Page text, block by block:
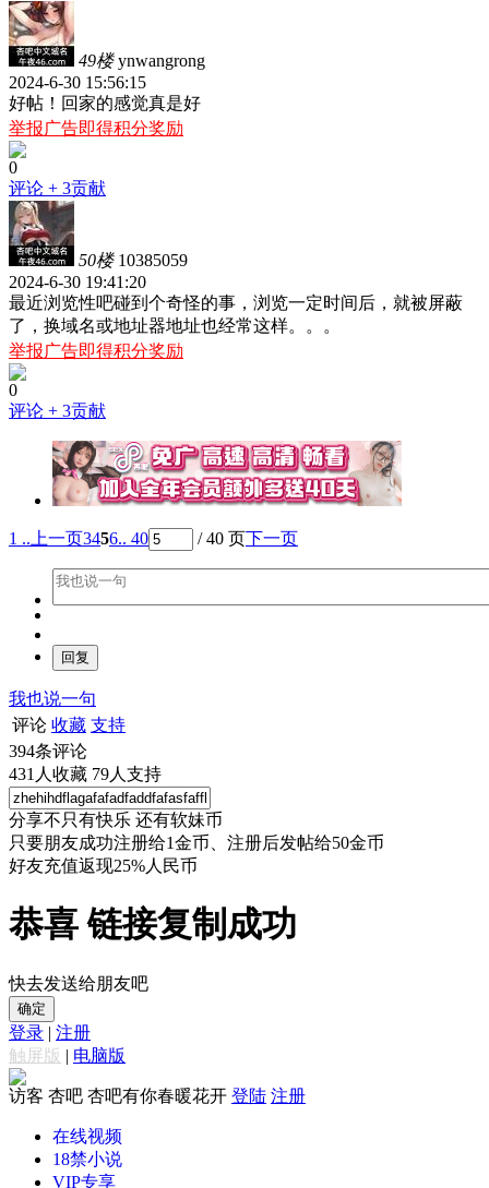
49楼 ynwangrong
2024-6-30 15:56:15
好帖！回家的感觉真是好
举报广告即得积分奖励
0
评论 + 3贡献
50楼 10385059
2024-6-30 19:41:20
最近浏览性吧碰到个奇怪的事，浏览一定时间后，就被屏蔽
了，换域名或地址器地址也经常这样。。。
举报广告即得积分奖励
0
评论 + 3贡献
1 .. 上一页3456.. 40 / 40 页下一页
我也说一句
评论 收藏 支持
394条评论
431 人收藏 79人支持
分享不只有快乐 还有软妹币
只要朋友成功注册给1金币、注册后发帖给50金币
好友充值返现25%人民币
恭喜 链接复制成功
快去发送给朋友吧
确定
登录 | 注册
触屏版 | 电脑版
访客 杏吧 杏吧有你春暖花开 登陆 注册
在线视频
18禁小说
VIP专享